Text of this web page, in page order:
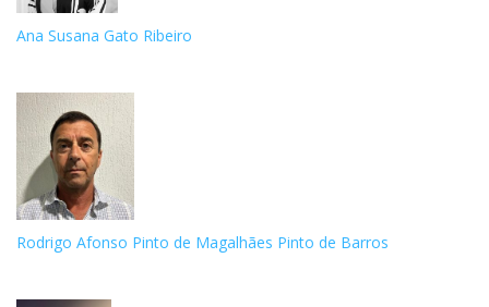
Ana Susana Gato Ribeiro
Rodrigo Afonso Pinto de Magalhães Pinto de Barros